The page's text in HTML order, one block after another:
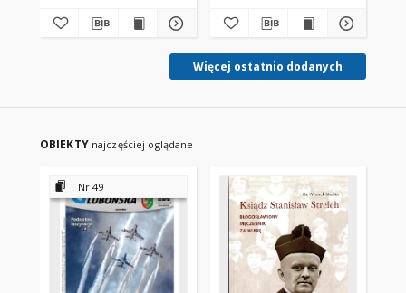
Więcej ostatnio dodanych
OBIEKTY najczęściej oglądane
Nr 49